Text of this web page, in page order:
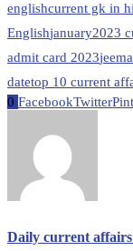
englishcurrent gk in
Englishjanuary2023
admit card 2023
datetop 10 current
0 FacebookTwitter
Daily current